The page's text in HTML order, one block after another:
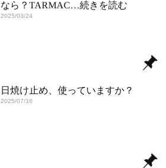
なら？TARMAC…続きを読む
2025/03/24
日焼け止め、使っていますか？
2025/07/16